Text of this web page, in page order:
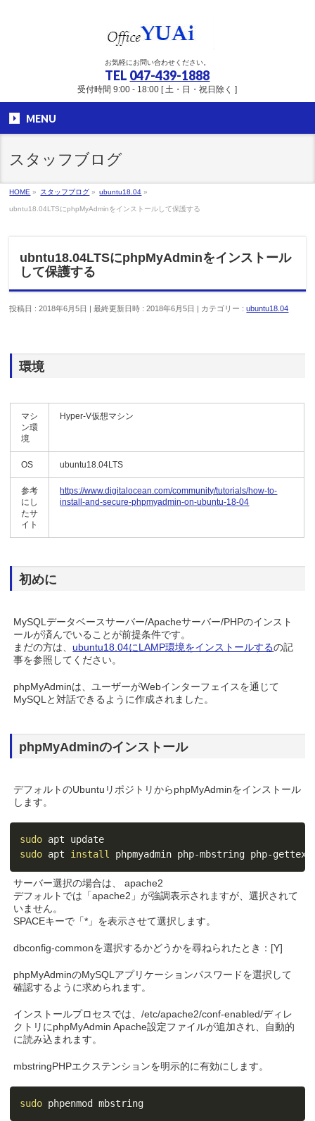
お気軽にお問い合わせください。
TEL 047-439-1888
受付時間 9:00 - 18:00 [ 土・日・祝日除く ]
MENU
スタッフブログ
HOME » スタッフブログ » ubuntu18.04 »
ubntu18.04LTSにphpMyAdminをインストールして保護する
ubntu18.04LTSにphpMyAdminをインストール
して保護する
投稿日 : 2018年6月5日 最終更新日時 : 2018年6月5日 カテゴリー :ubuntu18.04
環境
マシ
ン環
境
Hyper-V仮想マシン
OS ubuntu18.04LTS
参考
にし
たサ
イト
https://www.digitalocean.com/community/tutorials/how-to-
install-and-secure-phpmyadmin-on-ubuntu-18-04
初めに
MySQLデータベースサーバー/Apacheサーバー/PHPのインスト
ールが済んでいることが前提条件です。
まだの方は、 ubuntu18.04にLAMP環境をインストールするの記
事を参照してください。
phpMyAdminは、ユーザーがWebインターフェイスを通じて
MySQLと対話できるように作成されました。
phpMyAdminのインストール
デフォルトのUbuntuリポジトリからphpMyAdminをインストール
します。
sudo
sudo apt install phpmyadmin php-mbstring php-gettext
サーバー選択の場合は、 apache2
デフォルトでは「apache2」が強調表示されますが、選択されて
いません。
SPACEキーで「*」を表示させて選択します。
dbconfig-commonを選択するかどうかを尋ねられたとき：[Y]
phpMyAdminのMySQLアプリケーションパスワードを選択して
確認するように求められます。
インストールプロセスでは、/etc/apache2/conf-enabled/ディレ
クトリにphpMyAdmin Apache設定ファイルが追加され、自動的
に読み込まれます。
mbstringPHPエクステンションを明示的に有効にします。
sudo phpenmod mbstring